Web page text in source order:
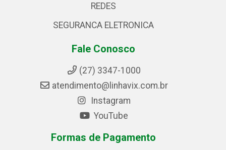
REDES
SEGURANCA ELETRONICA
Fale Conosco
(27) 3347-1000
atendimento@linhavix.com.br
Instagram
YouTube
Formas de Pagamento